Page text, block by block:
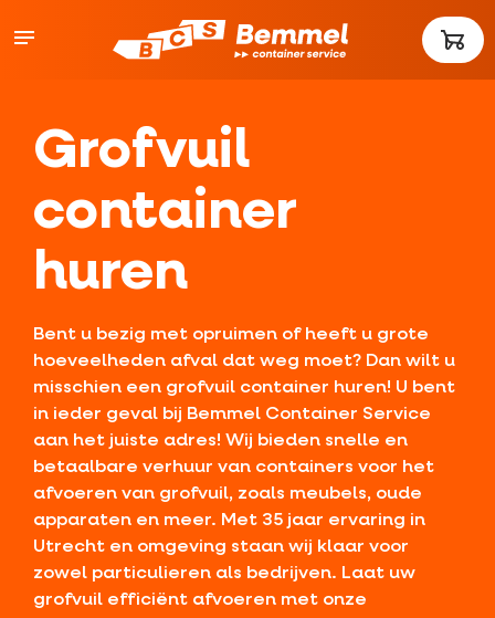
Grofvuil
container
huren
Bent u bezig met opruimen of heeft u grote
hoeveelheden afval dat weg moet? Dan wilt u
misschien een grofvuil container huren! U bent
in ieder geval bij Bemmel Container Service
aan het juiste adres! Wij bieden snelle en
betaalbare verhuur van containers voor het
afvoeren van grofvuil, zoals meubels, oude
apparaten en meer. Met 35 jaar ervaring in
Utrecht en omgeving staan wij klaar voor
zowel particulieren als bedrijven. Laat uw
grofvuil efficiënt afvoeren met onze